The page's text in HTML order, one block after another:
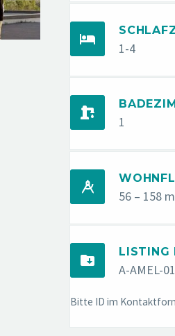


1-4


1


56 – 158


LISTING
A-AMEL-01
Bitte ID im